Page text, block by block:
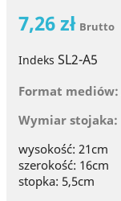
7,26 zł Brutto
Indeks SL2-A5
Format mediów:
Wymiar stojaka:
wysokość: 21cm
szerokość: 16cm
stopka: 5,5cm